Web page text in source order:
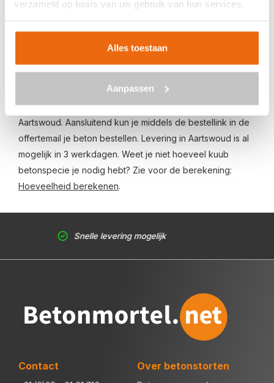
verzameld op basis van uw gebruik van hun services.
Alles toestaan
Aanpassen
ons aan het juiste adres. Wij bezorgen kant-en-klaar
in Aartswoud bestellen is eenvoudig: vraag vrijblijvend
m3, het type beton, de optionele keuze voor
een betonpomp en je e-mailadres in en ontvang binnen
enkele seconden een gerichte prijs per e-mail voor
Aartswoud. Aansluitend kun je middels de bestellink in de
offertemail je beton bestellen. Levering in Aartswoud is al
mogelijk in 3 werkdagen. Weet je niet hoeveel kuub
betonspecie je nodig hebt? Zie voor de berekening:
Hoeveelheid berekenen.
Snelle levering mogelijk
Contact Over betonstorten